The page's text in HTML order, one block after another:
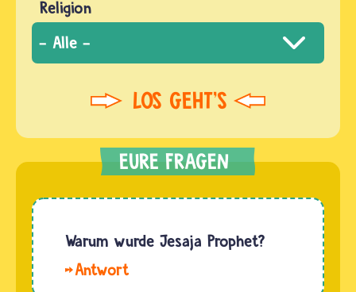
Religion
Warum wurde Jesaja Prophet?